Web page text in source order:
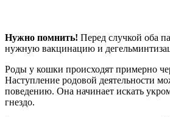
Нужно помнить! Перед случкой оба
нужную вакцинацию и
Роды у кошки происходят примерно
Наступление родовой деятельности
поведению. Она начинает искать
гнездо.